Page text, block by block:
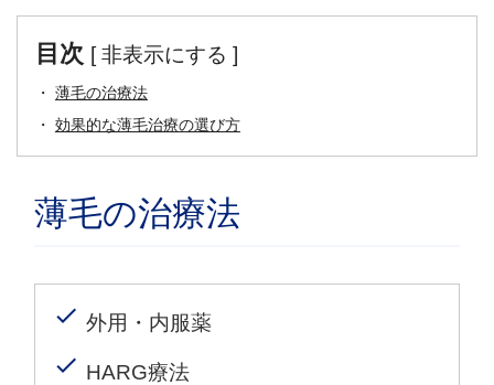
目次 [非表示にする ]
薄毛の治療法
効果的な薄毛治療の選び方
薄毛の治療法
外用・内服薬
HARG療法